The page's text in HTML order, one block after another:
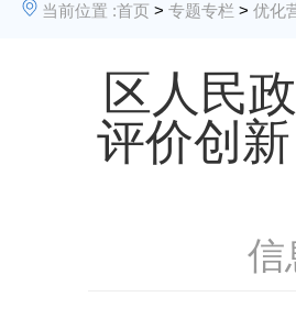
当前位置 :首页 > 专题专栏 > 优化
区人民
评价创
信